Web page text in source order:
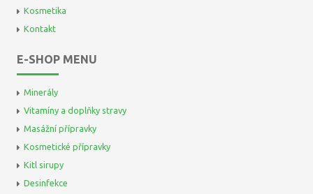
Kosmetika
Kontakt
E-SHOP MENU
Minerály
Vitamíny a doplňky stravy
Masážní přípravky
Kosmetické přípravky
Kitl sirupy
Desinfekce